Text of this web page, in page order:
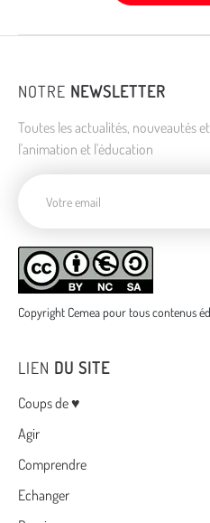
NOTRE NEWSLETTER
Toutes les actualités, nouveautés
l'animation et l'éducation
Copyright Cemea pour tous contenus
LIEN DU SITE
Menu
Coups de ♥
Agir
Comprendre
Echanger